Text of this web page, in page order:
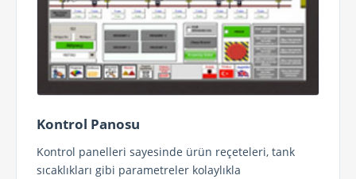
Kontrol Panosu
Kontrol panelleri sayesinde ürün reçeteleri, tank
sıcaklıkları gibi parametreler kolaylıkla